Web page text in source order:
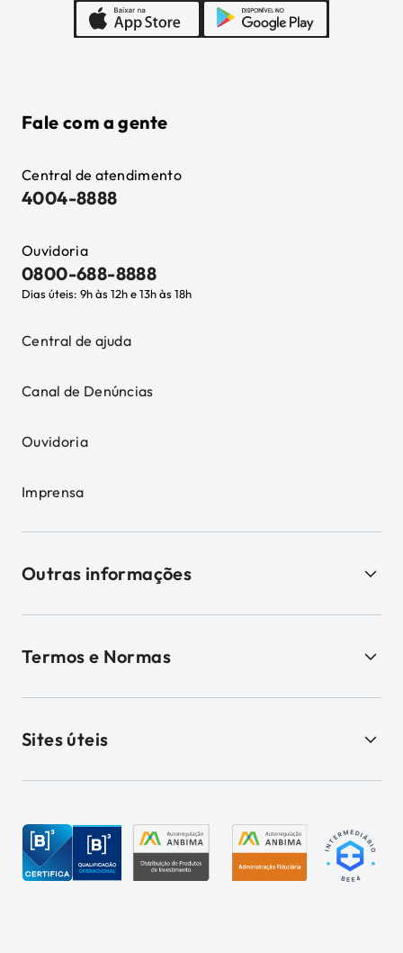
Fale com a gente
Central de atendimento
4004-8888
Ouvidoria
0800-688-8888
Dias úteis: 9h às 12h e 13h às 18h
Central de ajuda
Canal de Denúncias
Ouvidoria
Imprensa
Outras informações
Termos e Normas
Sites úteis